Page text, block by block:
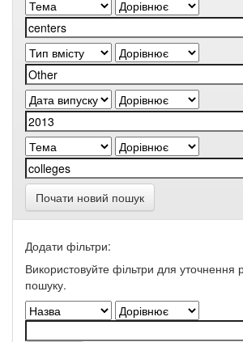
Почати новий пошук
Додати фільтри:
Використовуйте фільтри для уточнення
пошуку.